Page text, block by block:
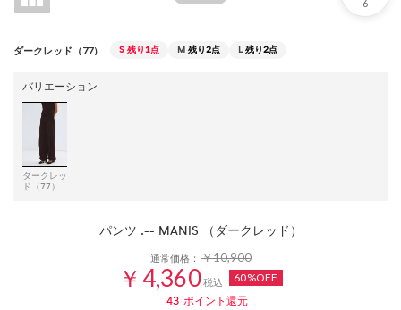
6
ダークレッド（77） S 残り1点 M 残り2点 L 残り2点
バリエーション
ダークレッ
ド（77）
パンツ .-- MANIS （ダークレッド）
通常価格：￥10,900
￥4,360税込 60%OFF
43 ポイント還元